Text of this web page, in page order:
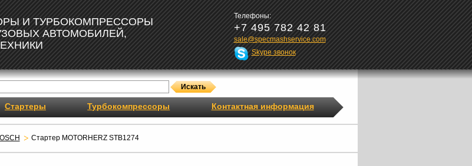
И ТУРБОКОМПРЕССОРЫ
АВТОМОБИЛЕЙ,
Телефоны:
+7 495 782 42 81
sale@specmashservice.com
Skype звонок
Стартеры Турбокомпрессоры Контактная информация
Стартер MOTORHERZ STB1274